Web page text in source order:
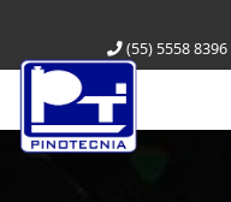
(55) 5558 8396